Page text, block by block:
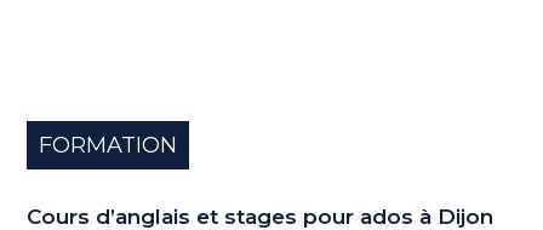
FORMATION
Cours d’anglais et stages pour ados à Dijon